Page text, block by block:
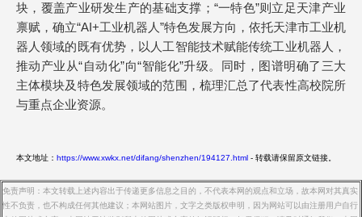
块，覆盖产业研发生产的基础支撑；“一特色”则立足天津产业
禀赋，确立“AI+工业机器人”特色发展方向，依托天津市工业机
器人领域的既有优势，以人工智能技术赋能传统工业机器人，
推动产业从“自动化”向“智能化”升级。同时，图谱明确了三大
主体模块及特色发展领域的范围，梳理汇总了代表性高校院所
与重点企业资源。
本文地址： https://www.xwkx.net/difang/shenzhen/194127.html - 转载请保留原文链接。
免责声明：本文转载上述内容出于传递更多信息之目的，不代表本网的观点和立场，故本网对其真实
性不负责，也不构成任何其他建议；本网站图片，文字之类版权申明，因为网站可以由注册用户自行